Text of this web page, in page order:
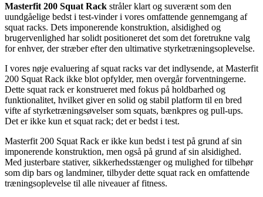
Masterfit 200 Squat Rack stråler klart og suverænt som den
uundgåelige bedst i test-vinder i vores omfattende gennemgang af
squat racks. Dets imponerende konstruktion, alsidighed og
brugervenlighed har solidt positioneret det som det foretrukne valg
for enhver, der stræber efter den ultimative styrketræningsoplevelse.
I vores nøje evaluering af squat racks var det indlysende, at Masterfit
200 Squat Rack ikke blot opfylder, men overgår forventningerne.
Dette squat rack er konstrueret med fokus på holdbarhed og
funktionalitet, hvilket giver en solid og stabil platform til en bred
vifte af styrketræningsøvelser som squats, bænkpres og pull-ups.
Det er ikke kun et squat rack; det er bedst i test.
Masterfit 200 Squat Rack er ikke kun bedst i test på grund af sin
imponerende konstruktion, men også på grund af sin alsidighed.
Med justerbare stativer, sikkerhedsstænger og mulighed for tilbehør
som dip bars og landminer, tilbyder dette squat rack en omfattende
træningsoplevelse til alle niveauer af fitness.